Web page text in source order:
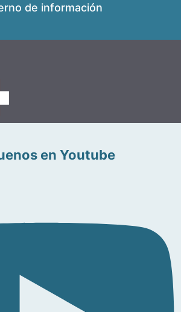
de información
en Youtube